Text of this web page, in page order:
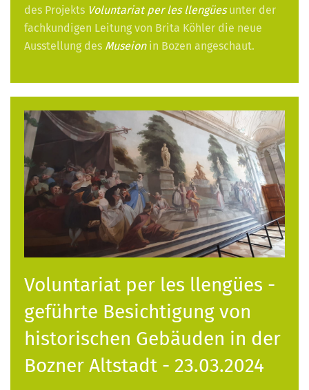
des Projekts Voluntariat per les llengüesunter der
fachkundigen Leitung von Brita Köhler die neue
Ausstellung des Museionin Bozen angeschaut.
Voluntariat per les llengües -
geführte Besichtigung von
historischen Gebäuden in der
Bozner Altstadt - 23.03.2024